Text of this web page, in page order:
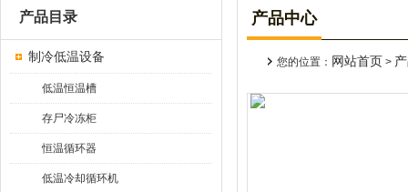
产品目录
制冷低温设备
低温恒温槽
存尸冷冻柜
恒温循环器
低温冷却循环机
产品中心
您的位置： 网站首页 >